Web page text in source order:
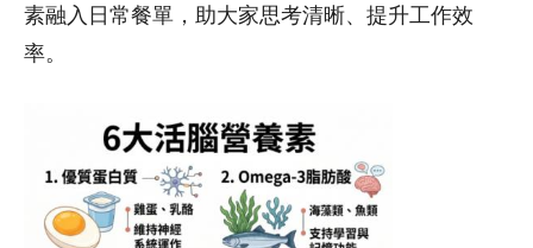
素融入日常餐單，助大家思考清晰、提升工作效
率。